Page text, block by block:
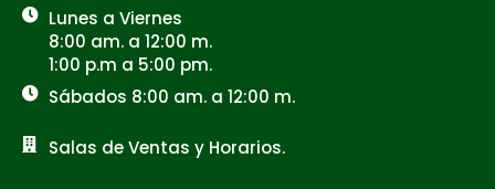
Lunes a Viernes
8:00 am. a 12:00 m.
1:00 p.m a 5:00 pm.
Sábados 8:00 am. a 12:00 m.
Salas de Ventas y Horarios.